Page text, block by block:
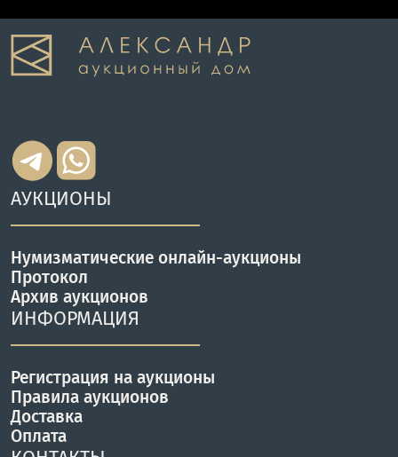
АУКЦИОНЫ
Нумизматические онлайн-аукционы
Протокол
Архив аукционов
ИНФОРМАЦИЯ
Регистрация на аукционы
Правила аукционов
Доставка
Оплата